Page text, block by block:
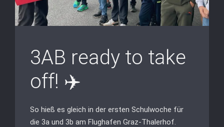
3AB ready to take
off! ✈️
So hieß es gleich in der ersten Schulwoche für
die 3a und 3b am Flughafen Graz-Thalerhof.